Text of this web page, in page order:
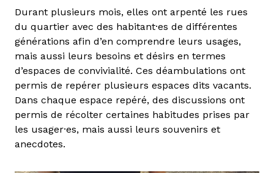
Durant plusieurs mois, elles ont arpenté les rues
du quartier avec des habitant·es de différentes
générations afin d’en comprendre leurs usages,
mais aussi leurs besoins et désirs en termes
d’espaces de convivialité. Ces déambulations ont
permis de repérer plusieurs espaces dits vacants.
Dans chaque espace repéré, des discussions ont
permis de récolter certaines habitudes prises par
les usager·es, mais aussi leurs souvenirs et
anecdotes.